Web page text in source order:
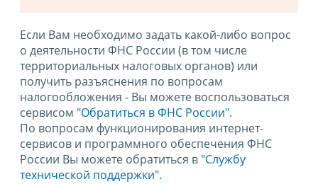
Если Вам необходимо задать какой-либо вопрос
о деятельности ФНС России (в том числе
территориальных налоговых органов) или
получить разъяснения по вопросам
налогообложения - Вы можете воспользоваться
сервисом "Обратиться в ФНС России".
По вопросам функционирования интернет-
сервисов и программного обеспечения ФНС
России Вы можете обратиться в "Службу
технической поддержки".